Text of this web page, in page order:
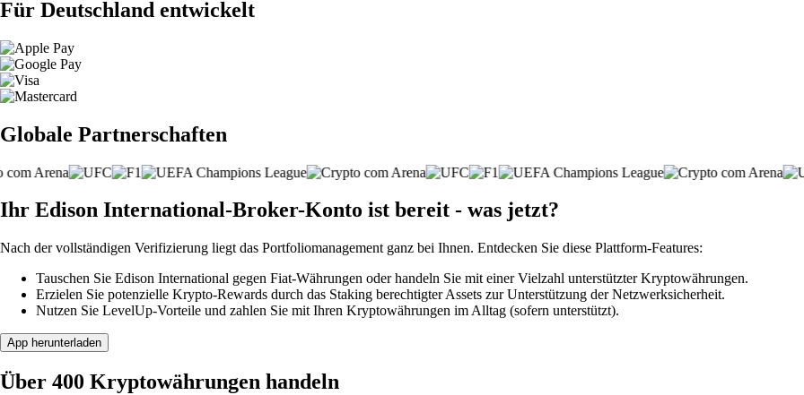
Für Deutschland entwickelt
Globale Partnerschaften
Ihr Edison International-Broker-Konto ist bereit - was jetzt?
Nach der vollständigen Verifizierung liegt das Portfoliomanagement ganz bei Ihnen. Entdecken Sie diese Plattform-Features:
Tauschen Sie Edison International gegen Fiat-Währungen oder handeln Sie mit einer Vielzahl unterstützter Kryptowährungen.
Erzielen Sie potenzielle Krypto-Rewards durch das Staking berechtigter Assets zur Unterstützung der Netzwerksicherheit.
Nutzen Sie LevelUp-Vorteile und zahlen Sie mit Ihren Kryptowährungen im Alltag (sofern unterstützt).
App herunterladen
Über 400 Kryptowährungen handeln